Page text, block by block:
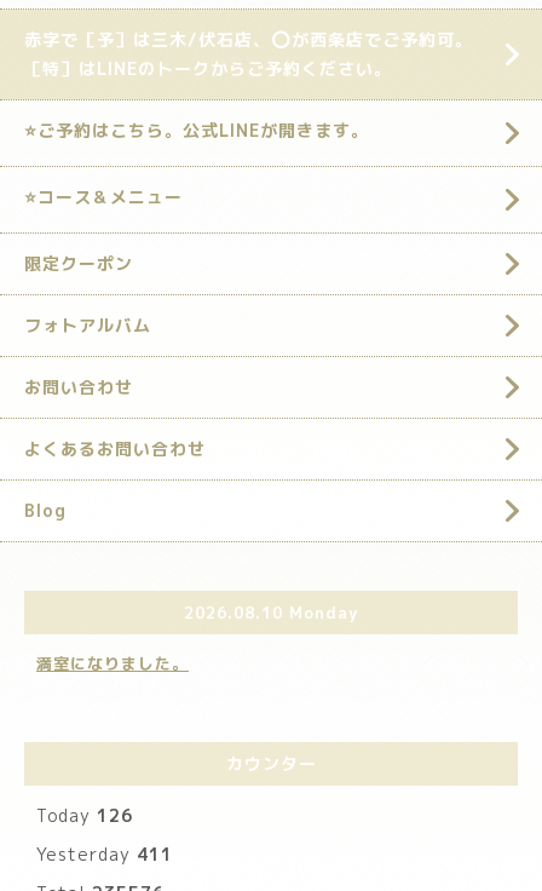
赤字で［予］は三木/伏石店、⭕️が西条店でご予約可。
［特］はLINEのトークからご予約ください。
⭐️ご予約はこちら。公式LINEが開きます。
⭐️コース＆メニュー
限定クーポン
フォトアルバム
お問い合わせ
よくあるお問い合わせ
Blog
2026.08.10 Monday
満室になりました。
カウンター
Today 126
Yesterday 411